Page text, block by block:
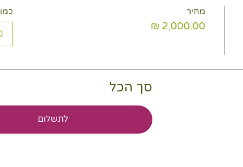
מחיר
סך הכל
לתשלום